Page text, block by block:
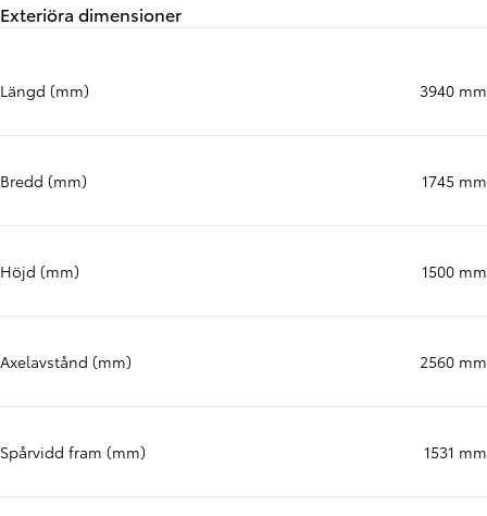
Exteriöra dimensioner
Längd (mm) 3940 mm
Bredd (mm) 1745 mm
Höjd (mm) 1500 mm
Axelavstånd (mm) 2560 mm
Spårvidd fram (mm) 1531 mm